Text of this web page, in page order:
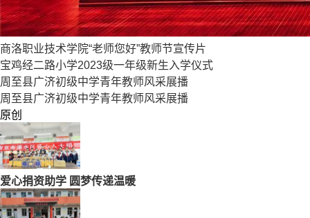
商洛职业技术学院“老师您好”教师节宣传片
宝鸡经二路小学2023级一年级新生入学仪式
周至县广济初级中学青年教师风采展播
周至县广济初级中学青年教师风采展播
原创
爱心捐资助学 圆梦传递温暖